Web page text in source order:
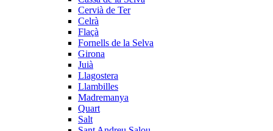
Cervià de Ter
Celrà
Flaçà
Fornells de la Selva
Girona
Juià
Llagostera
Llambilles
Madremanya
Quart
Salt